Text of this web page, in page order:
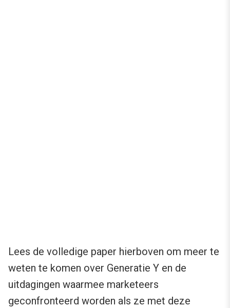
Lees de volledige paper hierboven om meer te
weten te komen over Generatie Y en de
uitdagingen waarmee marketeers
geconfronteerd worden als ze met deze